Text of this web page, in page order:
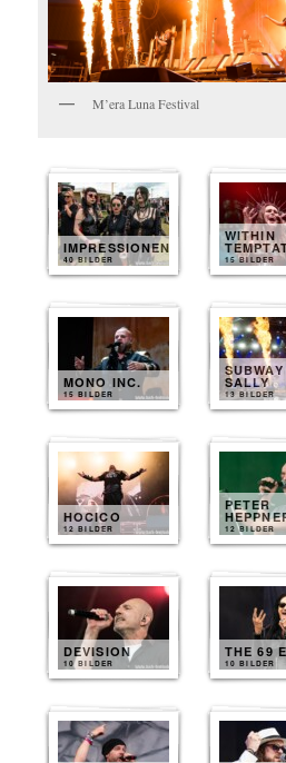
M’era Luna Festival
IMPRESSIONEN
40 BILDER
WITHIN
15 BILDER
MONO INC.
15 BILDER
SALLY
13 BILDER
HOCICO
12 BILDER
PETER
12 BILDER
DEVISION
10 BILDER
THE 69
10 BILDER